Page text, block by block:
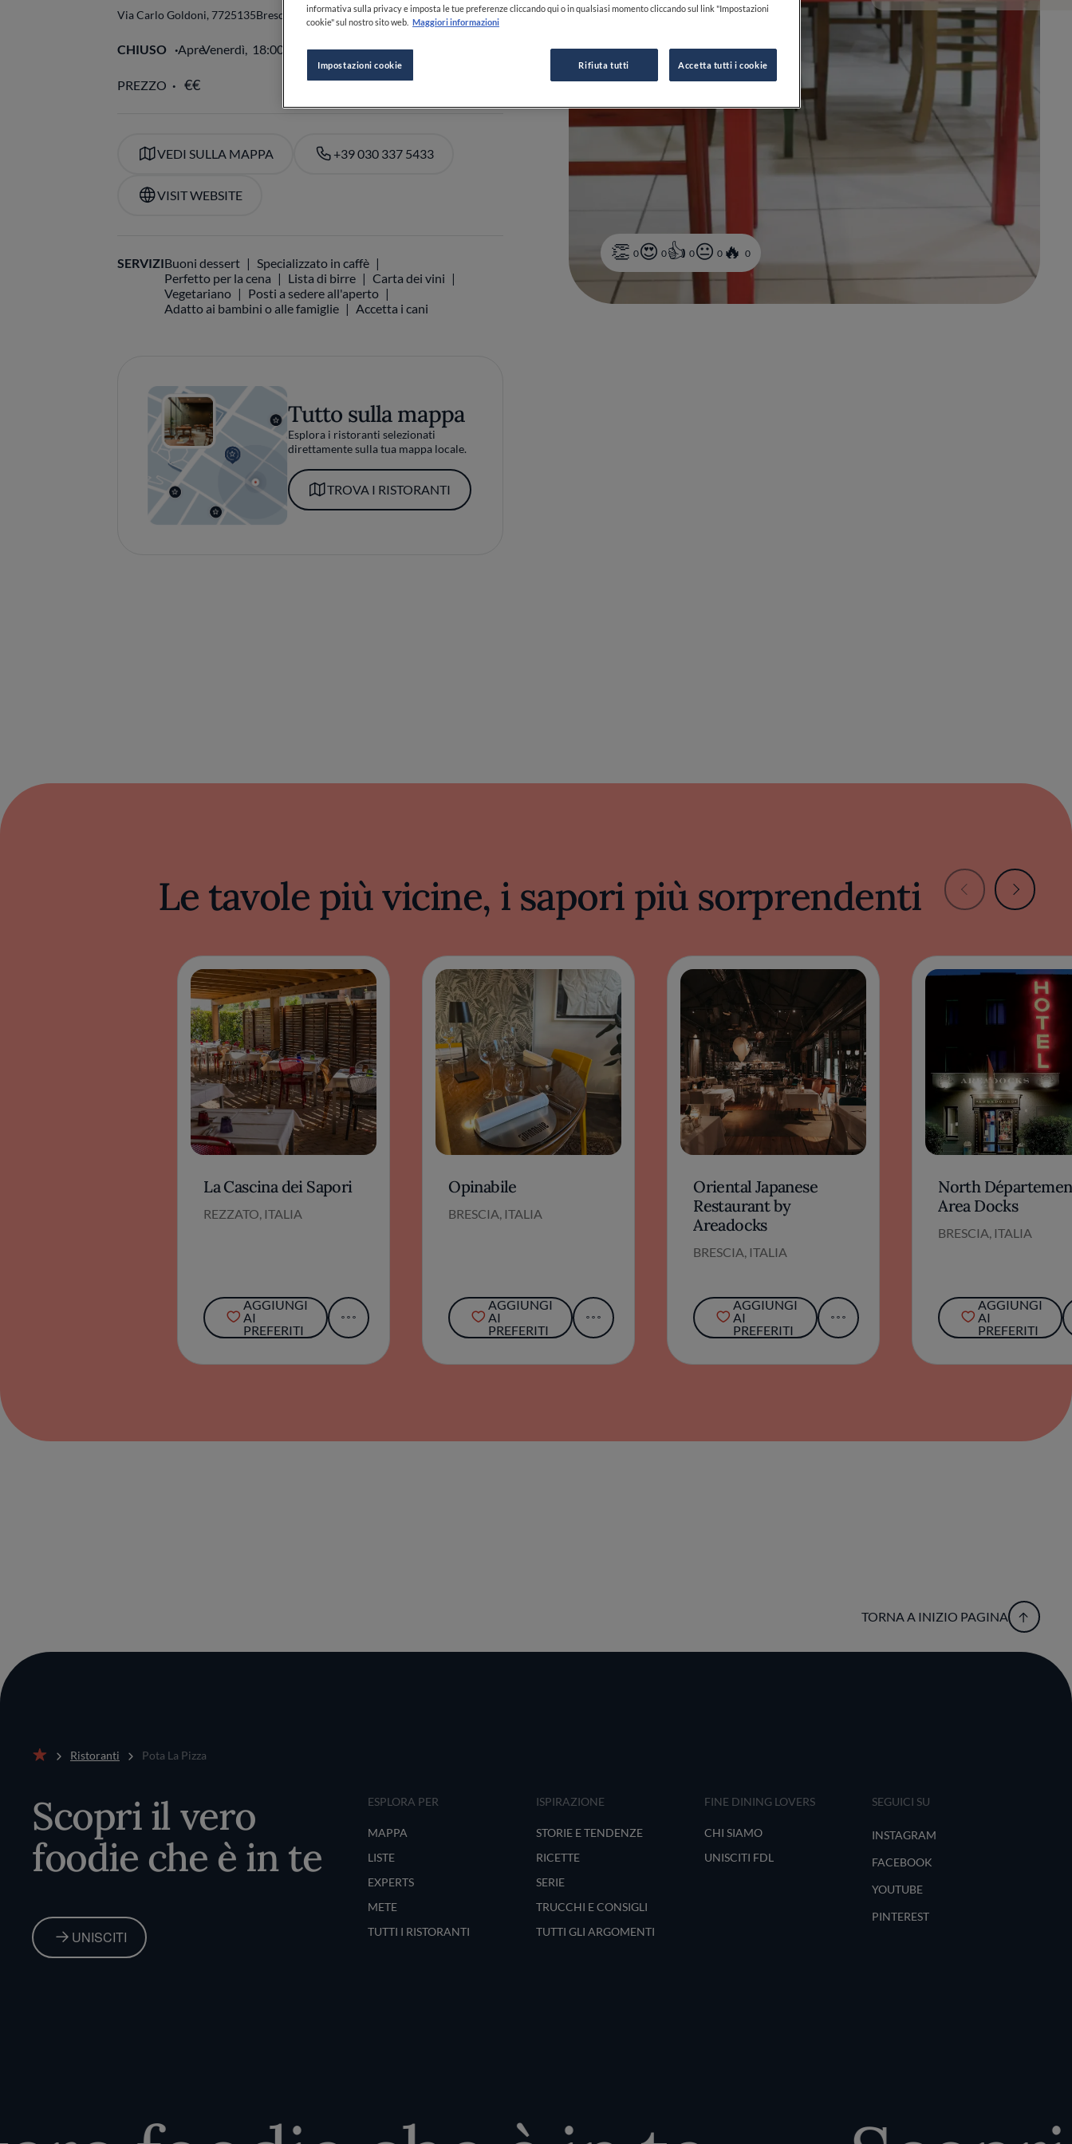
0 0 0 0 0
Via Carlo Goldoni, 7725135Brescia Italia
CHIUSO ApreVenerdì, 18:00-22:00 VEDI ORARI
PREZZO
VEDI SULLA MAPPA +39 030 337 5433
VISIT WEBSITE
SERVIZIBuoni dessert
Specializzato in caffè
Perfetto per la cena
Lista di birre
Carta dei vini
Vegetariano
Posti a sedere all'aperto
Adatto ai bambini o alle famiglie
Accetta i cani
Tutto sulla mappa
Esplora i ristoranti selezionati
direttamente sulla tua mappa locale.
TROVA I RISTORANTI
Le tavole più vicine, i sapori più sorprendenti
La Cascina dei Sapori
REZZATO, ITALIA
AGGIUNGI
AI
PREFERITI
Opinabile
BRESCIA, ITALIA
AGGIUNGI
AI
PREFERITI
Oriental Japanese
Restaurant by
Areadocks
BRESCIA, ITALIA
AGGIUNGI
AI
PREFERITI
North
Area Docks
BRESCIA, ITALIA
AGGIUNGI
AI
PREFERITI
TORNA A INIZIO PAGINA
Ristoranti Pota La Pizza
Scopri il vero
foodie che è in te
UNISCITI
ESPLORA PER
MAPPA
LISTE
EXPERTS
METE
TUTTI I RISTORANTI
ISPIRAZIONE
STORIE E TENDENZE
RICETTE
SERIE
TRUCCHI E CONSIGLI
TUTTI GLI ARGOMENTI
FINE DINING LOVERS
CHI SIAMO
UNISCITI FDL
SEGUICI SU
INSTAGRAM
FACEBOOK
YOUTUBE
PINTEREST
informativa sulla privacy e imposta le tue preferenze cliccando qui o in qualsiasi momento cliccando sul link "Impostazioni
cookie" sul nostro sito web. Maggiori informazioni
Impostazioni cookie Rifiuta tutti Accetta tutti i cookie